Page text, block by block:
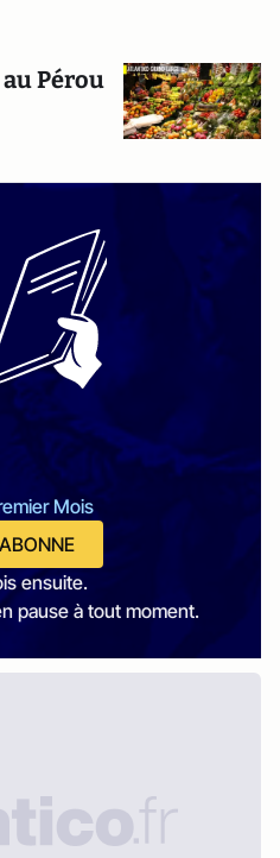
Pérou
Mois
ensuite.
pause à tout moment.